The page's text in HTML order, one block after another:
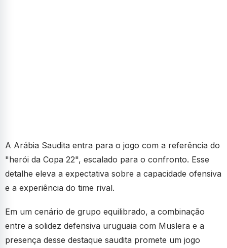
A Arábia Saudita entra para o jogo com a referência do
"herói da Copa 22", escalado para o confronto. Esse
detalhe eleva a expectativa sobre a capacidade ofensiva
e a experiência do time rival.
Em um cenário de grupo equilibrado, a combinação
entre a solidez defensiva uruguaia com Muslera e a
presença desse destaque saudita promete um jogo